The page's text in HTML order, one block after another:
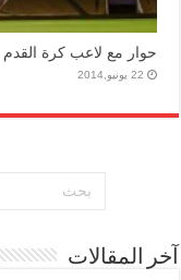
حوار مع لاعب كرة
22 يونيو,2014
آخر المقالات